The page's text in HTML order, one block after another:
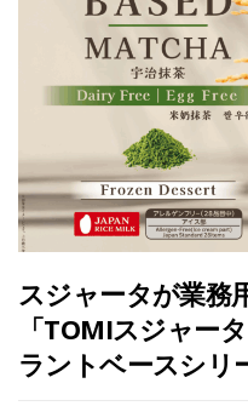
スジャータが業務
「TOMIスジャー
ラントベースシリ